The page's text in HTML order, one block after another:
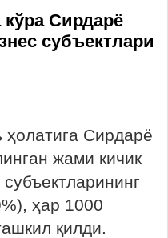
кўра Сирдарё
субъектлари
ҳолатига Сирдарё
жами кичик
ҳар 1000
қилди.